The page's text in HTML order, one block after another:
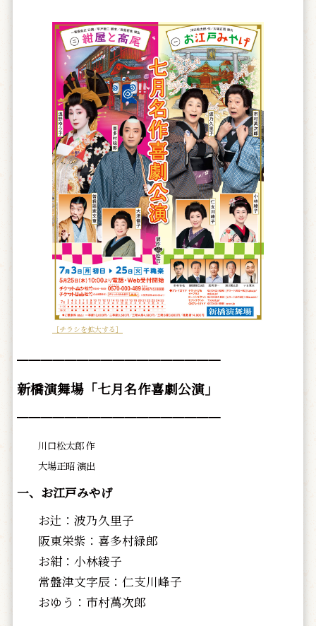
［チラシを拡大する］
━━━━━━━━━━━━━━━━━
新橋演舞場「七月名作喜劇公演」
━━━━━━━━━━━━━━━━━
川口松太郎 作
大場正昭 演出
一、お江戸みやげ
お辻：波乃久里子
阪東栄紫：喜多村緑郎
お紺：小林綾子
常盤津文字辰：仁支川峰子
おゆう：市村萬次郎